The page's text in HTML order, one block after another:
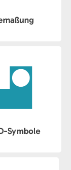
Symbole